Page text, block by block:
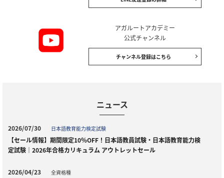
アガルートアカデミー
公式チャンネル
チャンネル登録はこちら
ニュース
2026/07/30 日本語教育能力検定試験
【セール情報】期間限定10％OFF！日本語教員試験・日本語教育能力検
定試験｜2026年合格カリキュラム アウトレットセール
2026/04/23 全資格種